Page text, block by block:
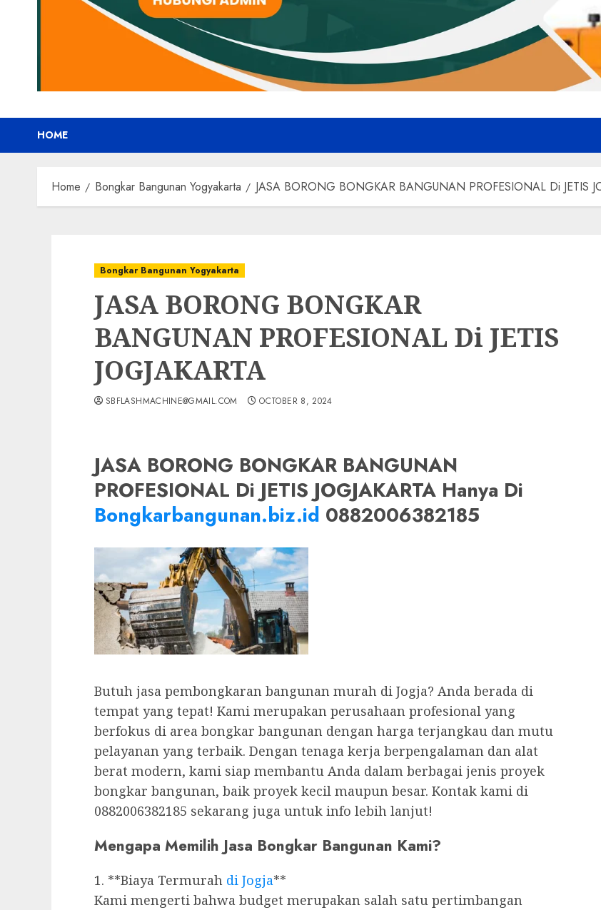
HOME
Home Bongkar Bangunan Yogyakarta JASA BORONG BONGKAR BANGUNAN PROFESIONAL Di JETIS
Bongkar Bangunan Yogyakarta
JASA BORONG BONGKAR
BANGUNAN PROFESIONAL Di JETIS
JOGJAKARTA
SBFLASHMACHINE@GMAIL.COM OCTOBER 8, 2024
JASA BORONG BONGKAR BANGUNAN
PROFESIONAL Di JETIS JOGJAKARTA Hanya Di
Bongkarbangunan.biz.id 0882006382185
Butuh jasa pembongkaran bangunan murah di Jogja? Anda berada di
tempat yang tepat! Kami merupakan perusahaan profesional yang
berfokus di area bongkar bangunan dengan harga terjangkau dan mutu
pelayanan yang terbaik. Dengan tenaga kerja berpengalaman dan alat
berat modern, kami siap membantu Anda dalam berbagai jenis proyek
bongkar bangunan, baik proyek kecil maupun besar. Kontak kami di
0882006382185 sekarang juga untuk info lebih lanjut!
Mengapa Memilih Jasa Bongkar Bangunan Kami?
1. **Biaya Termurah di Jogja**
Kami mengerti bahwa budget merupakan salah satu pertimbangan